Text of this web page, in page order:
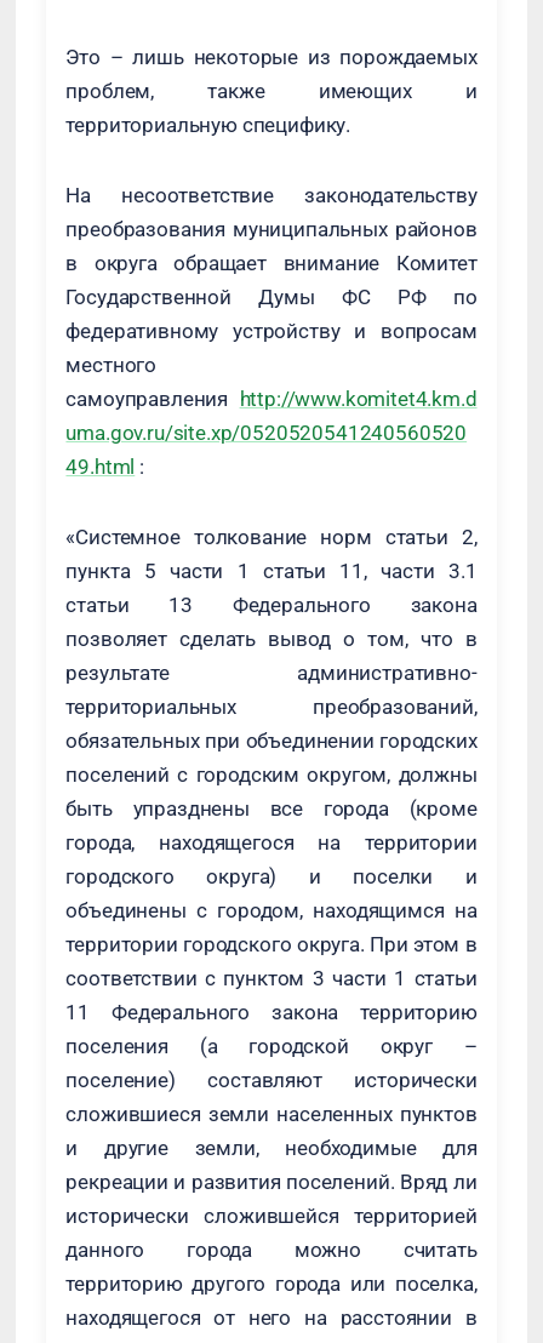
Это – лишь некоторые из порождаемых
проблем, также имеющих и
территориальную специфику.
На несоответствие законодательству
преобразования муниципальных районов
в округа обращает внимание Комитет
Государственной Думы ФС РФ по
федеративному устройству и вопросам
местного
самоуправления http://www.komitet4.km.d
uma.gov.ru/site.xp/0520520541240560520
49.html :
«Системное толкование норм статьи 2,
пункта 5 части 1 статьи 11, части 3.1
статьи 13 Федерального закона
позволяет сделать вывод о том, что в
результате административно-
территориальных преобразований,
обязательных при объединении городских
поселений с городским округом, должны
быть упразднены все города (кроме
города, находящегося на территории
городского округа) и поселки и
объединены с городом, находящимся на
территории городского округа. При этом в
соответствии с пунктом 3 части 1 статьи
11 Федерального закона территорию
поселения (а городской округ –
поселение) составляют исторически
сложившиеся земли населенных пунктов
и другие земли, необходимые для
рекреации и развития поселений. Вряд ли
исторически сложившейся территорией
данного города можно считать
территорию другого города или поселка,
находящегося от него на расстоянии в